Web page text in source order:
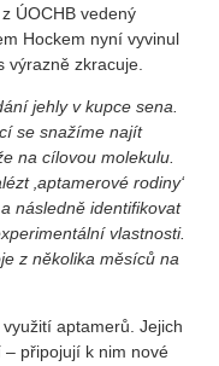
ÚOCHB vedený
Hockem nyní vyvinul
výrazně zkracuje.
jehly v kupce sena.
se snažíme najít
na cílovou molekulu.
‚aptamerové rodiny‘
následně identifikovat
vlastnosti.
z několika měsíců na
aptamerů. Jejich
připojují k nim nové